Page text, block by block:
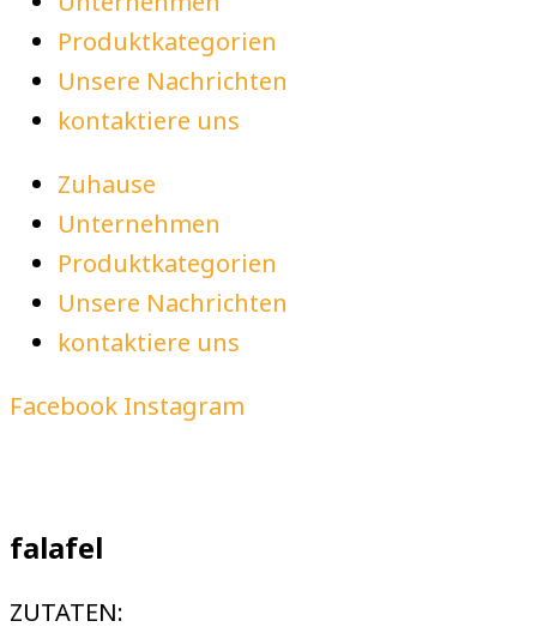
Produktkategorien
Unsere Nachrichten
kontaktiere uns
Zuhause
Unternehmen
Produktkategorien
Unsere Nachrichten
kontaktiere uns
Facebook Instagram
falafel
ZUTATEN: